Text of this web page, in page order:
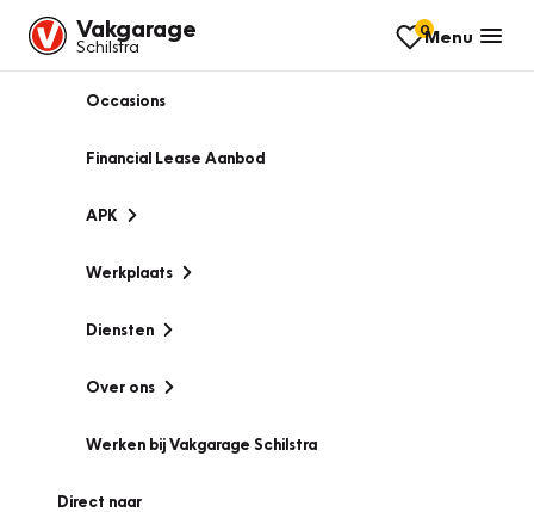
Vakgarage
Schilstra
0Menu
Occasions
Financial Lease Aanbod
APK
Werkplaats
Diensten
Over ons
Werken bij Vakgarage Schilstra
Direct naar